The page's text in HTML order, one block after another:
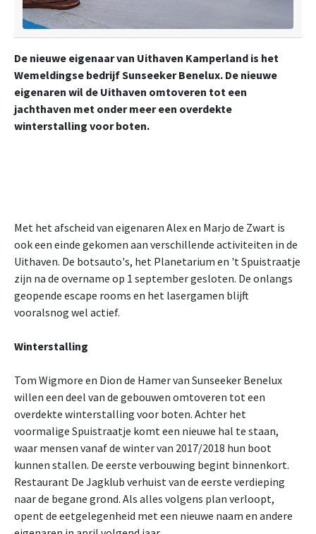
De nieuwe eigenaar van Uithaven Kamperland is het
Wemeldingse bedrijf Sunseeker Benelux. De nieuwe
eigenaren wil de Uithaven omtoveren tot een
jachthaven met onder meer een overdekte
winterstalling voor boten.
Met het afscheid van eigenaren Alex en Marjo de Zwart is
ook een einde gekomen aan verschillende activiteiten in de
Uithaven. De botsauto's, het Planetarium en 't Spuistraatje
zijn na de overname op 1 september gesloten. De onlangs
geopende escape rooms en het lasergamen blijft
vooralsnog wel actief.
Winterstalling
Tom Wigmore en Dion de Hamer van Sunseeker Benelux
willen een deel van de gebouwen omtoveren tot een
overdekte winterstalling voor boten. Achter het
voormalige Spuistraatje komt een nieuwe hal te staan,
waar mensen vanaf de winter van 2017/2018 hun boot
kunnen stallen. De eerste verbouwing begint binnenkort.
Restaurant De Jagklub verhuist van de eerste verdieping
naar de begane grond. Als alles volgens plan verloopt,
opent de eetgelegenheid met een nieuwe naam en andere